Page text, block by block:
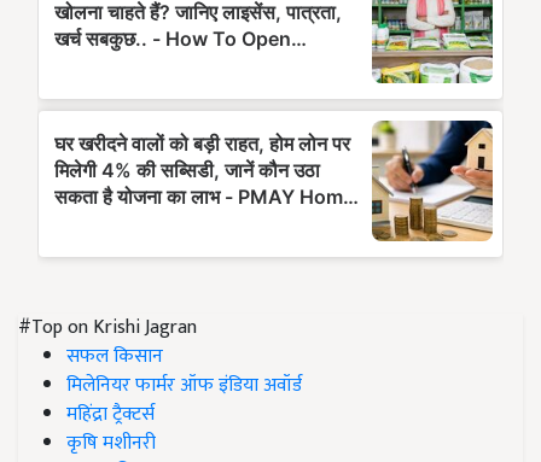
#Top on Krishi Jagran
सफल किसान
मिलेनियर फार्मर ऑफ इंडिया अवॉर्ड
महिंद्रा ट्रैक्टर्स
कृषि मशीनरी